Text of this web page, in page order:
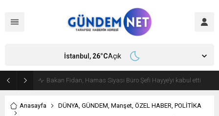
Bakan Fidan, Hamas Siyasi Büro Şefi Hayye’yi kabul etti
İstanbul, 26°CAçık
Anasayfa DÜNYA, GÜNDEM, Manşet, ÖZEL HABER, POLİTİKA